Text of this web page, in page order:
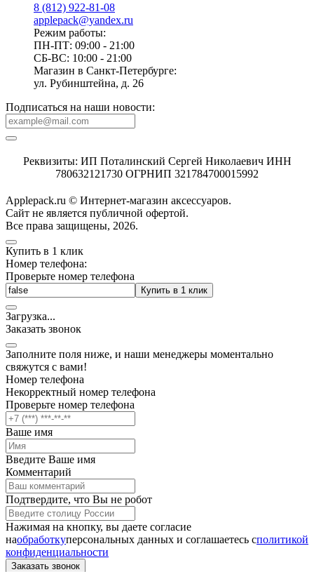
8 (812) 922-81-08
applepack@yandex.ru
Режим работы:
ПН-ПТ: 09:00 - 21:00
СБ-ВС: 10:00 - 21:00
Магазин в Санкт-Петербурге:
ул. Рубинштейна, д. 26
Подписаться на наши новости:
Реквизиты: ИП Поталинский Сергей Николаевич ИНН
780632121730 ОГРНИП 321784700015992
Applepack.ru © Интернет-магазин аксессуаров.
Cайт не является публичной офертой.
Все права защищены, 2026.
Купить в 1 клик
Номер телефона:
Проверьте номер телефона
Купить в 1 клик
Загрузка...
Заказать звонок
Заполните поля ниже, и наши менеджеры моментально
свяжутся с вами!
Номер телефона
Некорректный номер телефона
Проверьте номер телефона
Ваше имя
Введите Ваше имя
Комментарий
Подтвердите, что Вы не робот
Нажимая на кнопку, вы даете согласие
наобработкуперсональных данных и соглашаетесь cполитикой
конфиденциальности
Заказать звонок